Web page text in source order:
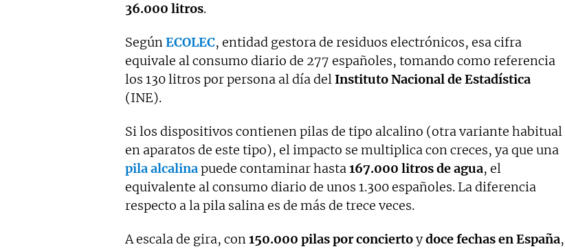
36.000 litros.
SegúnECOLEC, entidad gestora de residuos electrónicos, esa cifra
equivale al consumo diario de 277 españoles, tomando como referencia
los 130 litros por persona al día delInstituto Nacional de Estadística
(INE).
Si los dispositivos contienen pilas de tipo alcalino (otra variante habitual
en aparatos de este tipo), el impacto se multiplica con creces, ya que una
pila alcalinapuede contaminar hasta167.000 litrosde agua, el
equivalente al consumo diario de unos 1.300 españoles. La diferencia
respecto a la pila salina es de más de trece veces.
A escala de gira, con150.000 pilas por conciertoydoce fechas en España,